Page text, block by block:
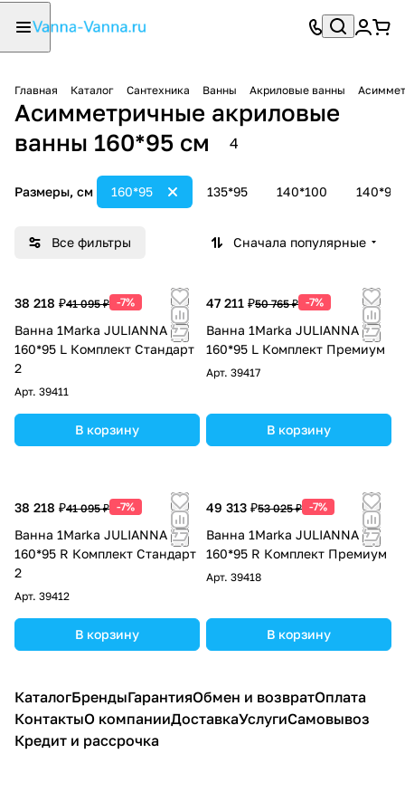
Главная Каталог Сантехника Ванны Акриловые ванны
Асимметричные акриловые
ванны 160*95 см
4
Размеры, см 135*95 140*100 140*90
160*95
Все фильтры Сначала популярные
38 218 ₽41 095 ₽ -7%
Ванна 1Marka JULIANNA
160*95 L Комплект Стандарт
2
Арт. 39411
В корзину
47 211 ₽50 765 ₽ -7%
Ванна 1Marka JULIANNA
160*95 L Комплект Премиум
Арт. 39417
В корзину
38 218 ₽41 095 ₽ -7%
Ванна 1Marka JULIANNA
160*95 R Комплект Стандарт
2
Арт. 39412
В корзину
49 313 ₽53 025 ₽ -7%
Ванна 1Marka JULIANNA
160*95 R Комплект Премиум
Арт. 39418
В корзину
КаталогБрендыГарантияОбмен и возвратОплата
КонтактыО компанииДоставкаУслугиСамовывоз
Кредит и рассрочка